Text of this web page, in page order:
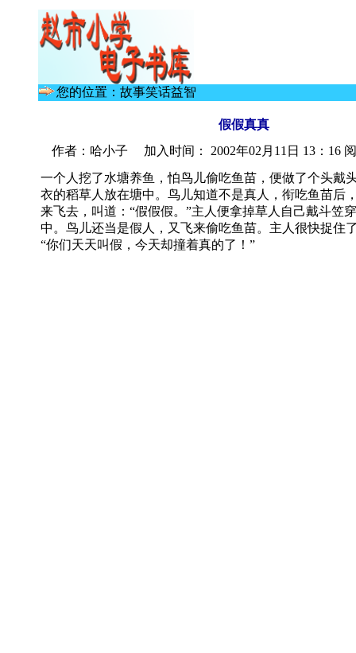
您的位置：故事笑话益智
假假真真
作者：哈小子 加入时间： 2002年02月11日 13：16
一个人挖了水塘养鱼，怕鸟儿偷吃鱼苗，便做了个头戴
衣的稻草人放在塘中。鸟儿知道不是真人，衔吃鱼苗后
来飞去，叫道：“假假假。”主人便拿掉草人自己戴斗笠
中。鸟儿还当是假人，又飞来偷吃鱼苗。主人很快捉住
“你们天天叫假，今天却撞着真的了！”